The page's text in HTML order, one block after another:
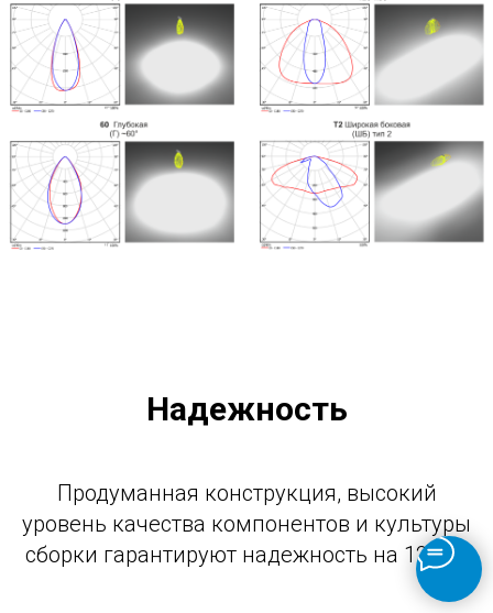
Надежность
Продуманная конструкция, высокий
уровень качества компонентов и культуры
сборки гарантируют надежность на 12 лет